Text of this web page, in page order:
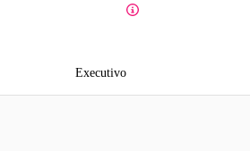
Executivo